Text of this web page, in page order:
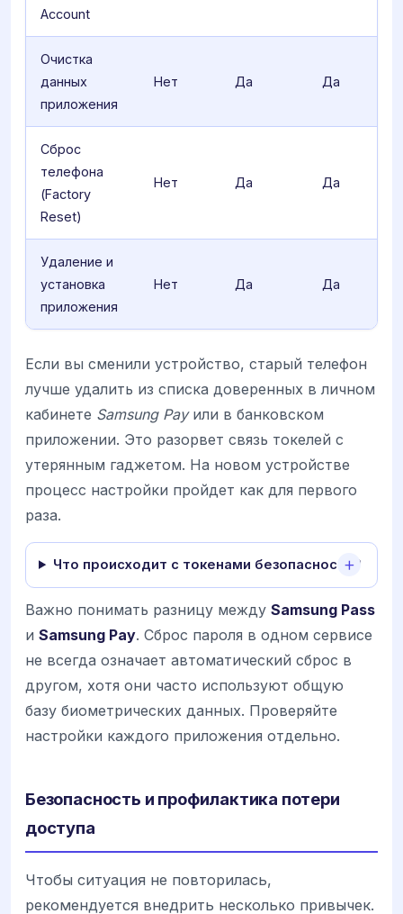
Account
Очистка
данных
приложения
Нет Да Да
Сброс
телефона
(Factory
Reset)
Нет Да Да
Удаление и
установка
приложения
Нет Да Да
Если вы сменили устройство, старый телефон
лучше удалить из списка доверенных в личном
кабинете Samsung Payили в банковском
приложении. Это разорвет связь токелей с
утерянным гаджетом. На новом устройстве
процесс настройки пройдет как для первого
раза.
Что происходит с токенами безопасности?
Важно понимать разницу между Samsung Pass
и Samsung Pay. Сброс пароля в одном сервисе
не всегда означает автоматический сброс в
другом, хотя они часто используют общую
базу биометрических данных. Проверяйте
настройки каждого приложения отдельно.
Безопасность и профилактика потери
доступа
Чтобы ситуация не повторилась,
рекомендуется внедрить несколько привычек.